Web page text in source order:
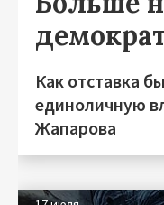
Как отставка
единоличную
Жапарова